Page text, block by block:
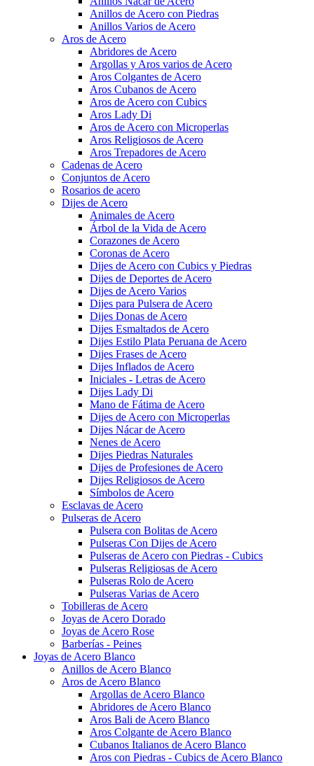
Anillos de Acero con Piedras
Anillos Varios de Acero
Aros de Acero
Abridores de Acero
Argollas y Aros varios de Acero
Aros Colgantes de Acero
Aros Cubanos de Acero
Aros de Acero con Cubics
Aros Lady Di
Aros de Acero con Microperlas
Aros Religiosos de Acero
Aros Trepadores de Acero
Cadenas de Acero
Conjuntos de Acero
Rosarios de acero
Dijes de Acero
Animales de Acero
Árbol de la Vida de Acero
Corazones de Acero
Coronas de Acero
Dijes de Acero con Cubics y Piedras
Dijes de Deportes de Acero
Dijes de Acero Varios
Dijes para Pulsera de Acero
Dijes Donas de Acero
Dijes Esmaltados de Acero
Dijes Estilo Plata Peruana de Acero
Dijes Frases de Acero
Dijes Inflados de Acero
Iniciales - Letras de Acero
Dijes Lady Di
Mano de Fátima de Acero
Dijes de Acero con Microperlas
Dijes Nácar de Acero
Nenes de Acero
Dijes Piedras Naturales
Dijes de Profesiones de Acero
Dijes Religiosos de Acero
Símbolos de Acero
Esclavas de Acero
Pulseras de Acero
Pulsera con Bolitas de Acero
Pulseras Con Dijes de Acero
Pulseras de Acero con Piedras - Cubics
Pulseras Religiosas de Acero
Pulseras Rolo de Acero
Pulseras Varias de Acero
Tobilleras de Acero
Joyas de Acero Dorado
Joyas de Acero Rose
Barberías - Peines
Joyas de Acero Blanco
Anillos de Acero Blanco
Aros de Acero Blanco
Argollas de Acero Blanco
Abridores de Acero Blanco
Aros Bali de Acero Blanco
Aros Colgante de Acero Blanco
Cubanos Italianos de Acero Blanco
Aros con Piedras - Cubics de Acero Blanco